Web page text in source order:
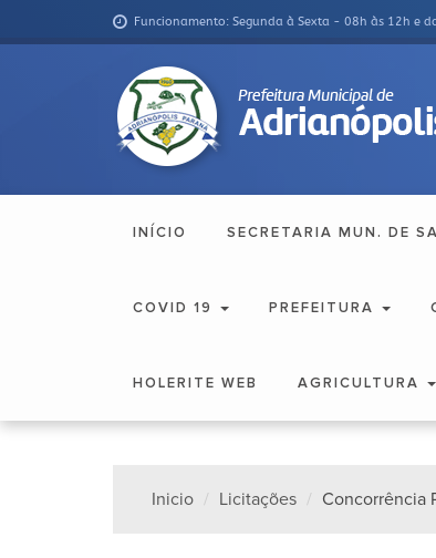
Funcionamento: Segunda à Sexta - 08h às 12h e
INÍCIO SECRETARIA MUN. DE
COVID 19 PREFEITURA
HOLERITE WEB AGRICULTURA
Inicio Licitações Concorrência